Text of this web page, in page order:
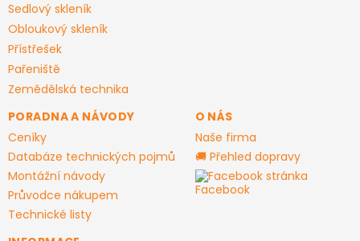
Sedlový skleník
Obloukový skleník
Přístřešek
Pařeniště
Zemědělská technika
PORADNA A NÁVODY
Ceníky
Databáze technických pojmů
Montážní návody
Průvodce nákupem
Technické listy
O NÁS
Naše firma
🚚 Přehled dopravy
Facebook stránka